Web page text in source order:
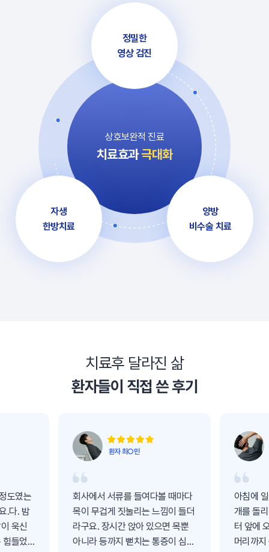
상호보완적 진료
치료효과극대화
정밀한
영상 검진
자생
한방치료
양방
비수술 치료
치료후 달라진 삶
환자들이 직접 쓴 후기
도였는
.다. 밤
욱신
힘들었
환자 최○민
회사에서 서류를 들여다볼 때마다
목이 무겁게 짓눌리는 느낌이 들더
라구요. 장시간 앉아 있으면 목뿐
아니라 등까지 뻗치는 통증이 심했
아침에
개를 돌리
터 앞에
머리까